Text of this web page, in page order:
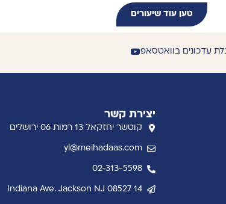
טען עוד שיעורים
עדכונים בוואטסאפ
יצירת קשר
קוטשר יחזקאל 13 רמות 06 ירושלים
yl@meihadaas.com
02-313-5598
14 Indiana Ave. Jackson NJ 08527